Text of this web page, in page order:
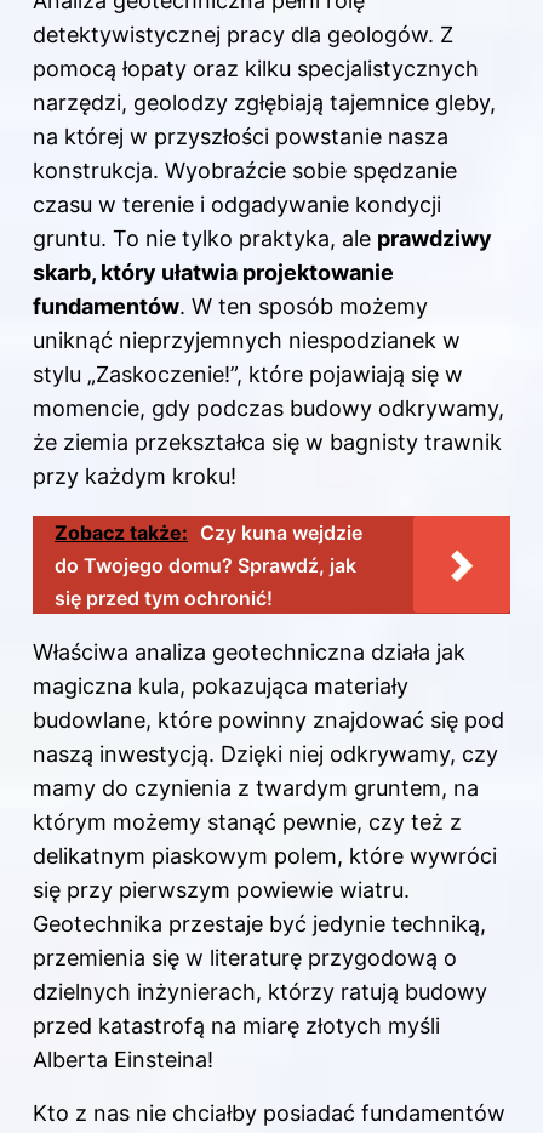
detektywistycznej pracy dla geologów. Z
pomocą łopaty oraz kilku specjalistycznych
narzędzi, geolodzy zgłębiają tajemnice gleby,
na której w przyszłości powstanie nasza
konstrukcja. Wyobraźcie sobie spędzanie
czasu w terenie i odgadywanie kondycji
gruntu. To nie tylko praktyka, ale prawdziwy
skarb, który ułatwia projektowanie
fundamentów. W ten sposób możemy
uniknąć nieprzyjemnych niespodzianek w
stylu „Zaskoczenie!”, które pojawiają się w
momencie, gdy podczas budowy odkrywamy,
że ziemia przekształca się w bagnisty trawnik
przy każdym kroku!
Zobacz także: Czy kuna wejdzie
do Twojego domu? Sprawdź, jak
się przed tym ochronić!
Właściwa analiza geotechniczna działa jak
magiczna kula, pokazująca materiały
budowlane, które powinny znajdować się pod
naszą inwestycją. Dzięki niej odkrywamy, czy
mamy do czynienia z twardym gruntem, na
którym możemy stanąć pewnie, czy też z
delikatnym piaskowym polem, które wywróci
się przy pierwszym powiewie wiatru.
Geotechnika przestaje być jedynie techniką,
przemienia się w literaturę przygodową o
dzielnych inżynierach, którzy ratują budowy
przed katastrofą na miarę złotych myśli
Alberta Einsteina!
Kto z nas nie chciałby posiadać fundamentów